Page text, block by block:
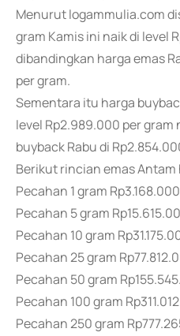
Menurut logammulia.com
gram Kamis ini naik di level
dibandingkan harga emas
per gram.
Sementara itu harga
level Rp2.989.000 per
buyback Rabu di
Berikut rincian emas Antam
Pecahan 1 gram Rp3.168.000
Pecahan 5 gram
Pecahan 10 gram
Pecahan 25 gram
Pecahan 50 gram
Pecahan 100 gram
Pecahan 250 gram